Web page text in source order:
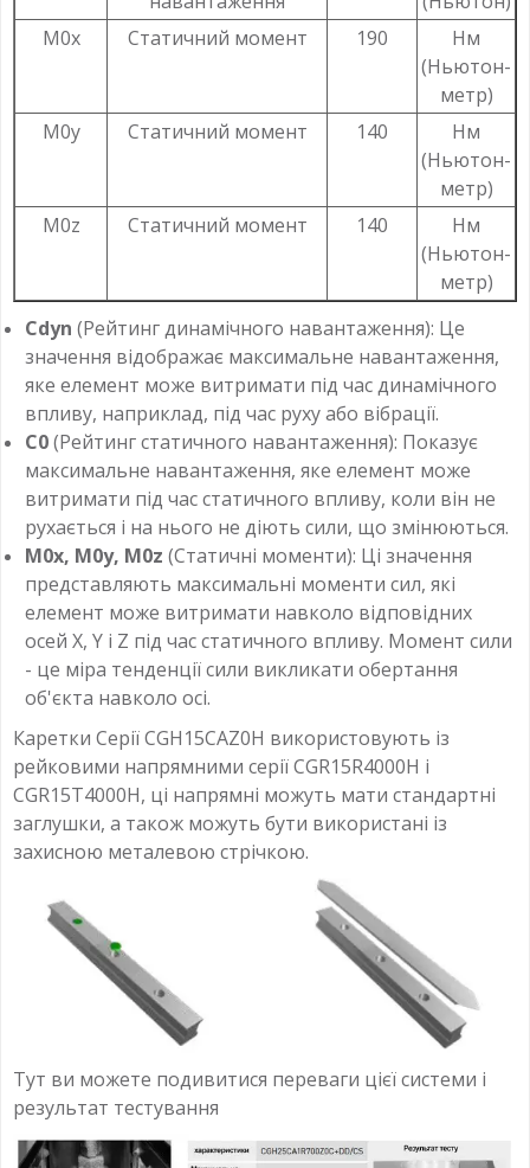
M0x
Статичний момент 190
Нм
(Ньютон-
метр)
M0y
Статичний момент 140
Нм
(Ньютон-
метр)
M0z
Статичний момент 140
Нм
(Ньютон-
метр)
Cdyn (Рейтинг динамічного навантаження): Це
значення відображає максимальне навантаження,
яке елемент може витримати під час динамічного
впливу, наприклад, під час руху або вібрації.
C0(Рейтинг статичного навантаження): Показує
максимальне навантаження, яке елемент може
витримати під час статичного впливу, коли він не
рухається і на нього не діють сили, що змінюються.
M0x, M0y, M0z (Статичні моменти): Ці значення
представляють максимальні моменти сил, які
елемент може витримати навколо відповідних
осей X, Y і Z під час статичного впливу. Момент сили
- це міра тенденції сили викликати обертання
об'єкта навколо осі.
Каретки Серії CGH15CAZ0H використовують із
рейковими напрямними серії CGR15R4000H і
CGR15T4000H, ці напрямні можуть мати стандартні
заглушки, а також можуть бути використані із
захисною металевою стрічкою.
Тут ви можете подивитися переваги цієї системи і
результат тестування